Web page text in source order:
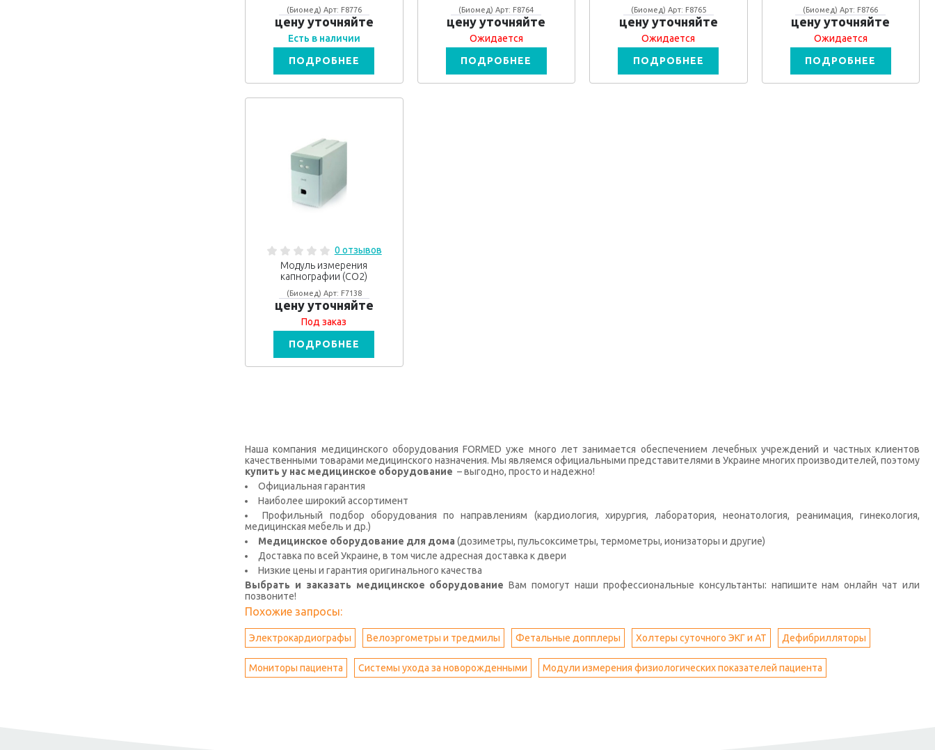
(Биомед) Арт: F8776
цену уточняйте
Есть в наличии
ПОДРОБНЕЕ
(Биомед) Арт: F8764
цену уточняйте
Ожидается
ПОДРОБНЕЕ
(Биомед) Арт: F8765
цену уточняйте
Ожидается
ПОДРОБНЕЕ
(Биомед) Арт: F8766
цену уточняйте
Ожидается
ПОДРОБНЕЕ
0 отзывов
Модуль измерения
капнографии (СО2)
(Биомед) Арт: F7138
цену уточняйте
Под заказ
ПОДРОБНЕЕ
Наша компания медицинского оборудования FORMED уже много лет занимается обеспечением лечебных учреждений и частных клиентов
качественными товарами медицинского назначения. Мы являемся официальными представителями в Украине многих производителей, поэтому
купить у нас медицинское оборудование – выгодно, просто и надежно!
Официальная гарантия
Наиболее широкий ассортимент
Профильный подбор оборудования по направлениям (кардиология, хирургия, лаборатория, неонатология, реанимация, гинекология,
медицинская мебель и др.)
Медицинское оборудование для дома (дозиметры, пульсоксиметры, термометры, ионизаторы и другие)
Доставка по всей Украине, в том числе адресная доставка к двери
Низкие цены и гарантия оригинального качества
Выбрать и заказать медицинское оборудованиеВам помогут наши профессиональные консультанты: напишите нам онлайн чат или
позвоните!
Похожие запросы:
Электрокардиографы Велоэргометры и тредмилы Фетальные допплеры Холтеры суточного ЭКГ и АТ Дефибрилляторы
Мониторы пациента Системы ухода за новорожденными Модули измерения физиологических показателей пациента